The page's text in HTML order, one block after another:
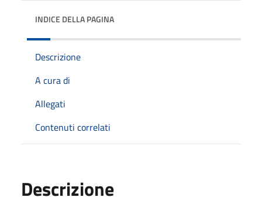
INDICE DELLA PAGINA
Descrizione
A cura di
Allegati
Contenuti correlati
Descrizione